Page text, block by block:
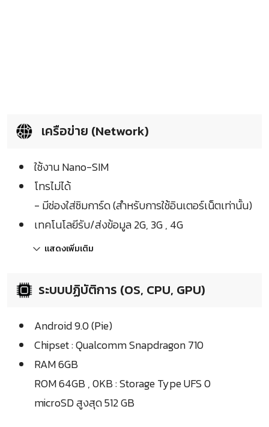
เครือข่าย (Network)
ใช้งาน Nano-SIM
โทรไม่ได้
- มีช่องใส่ซิมการ์ด (สำหรับการใช้อินเตอร์เน็ตเท่านั้น)
เทคโนโลยีรับ/ส่งข้อมูล 2G, 3G , 4G
แสดงเพิ่มเติม
ระบบปฏิบัติการ (OS, CPU, GPU)
Android 9.0 (Pie)
Chipset : Qualcomm Snapdragon 710
RAM 6GB
ROM 64GB , 0KB : Storage Type UFS 0
microSD สูงสุด 512 GB